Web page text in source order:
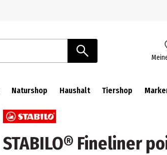
Naturshop Haushalt Tiershop
STABILO® Fineliner